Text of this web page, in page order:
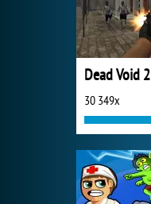
Dead Void 2
30 349x